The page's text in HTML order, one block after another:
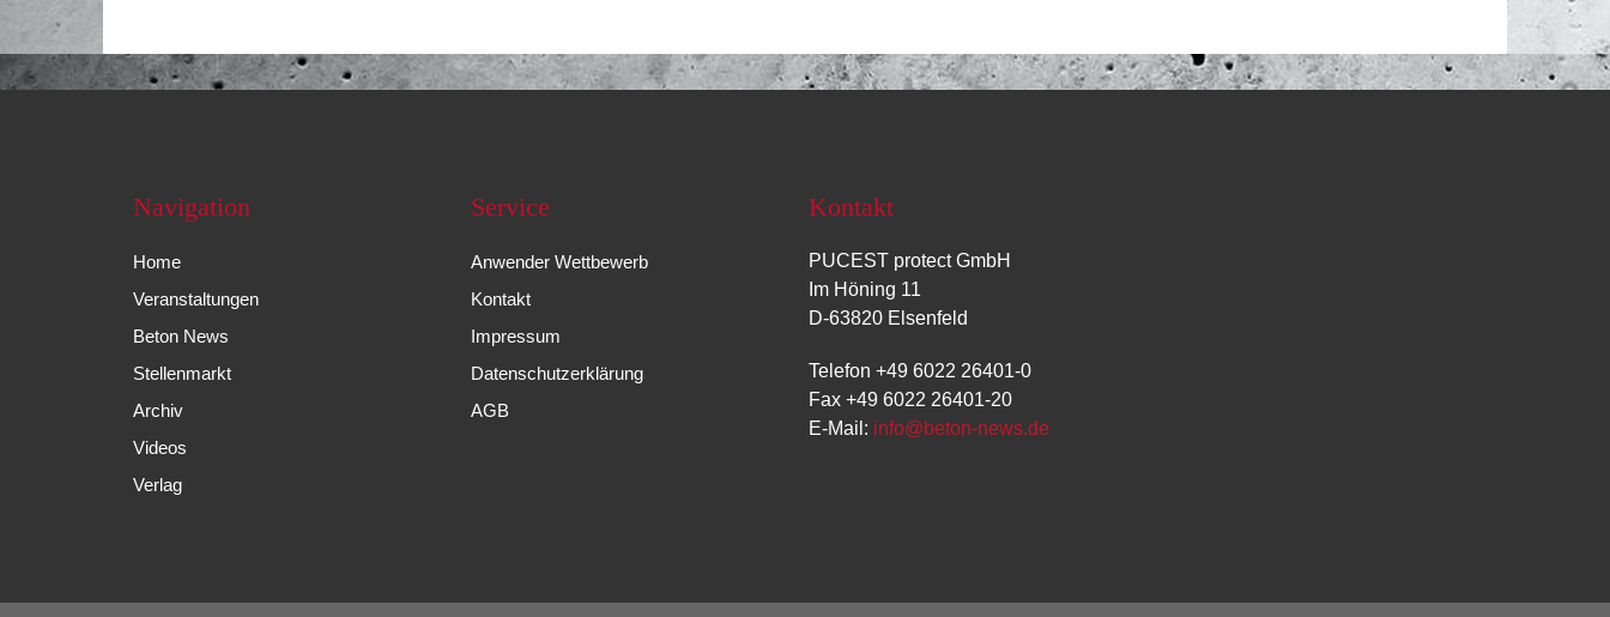
Navigation
Home
Veranstaltungen
Beton News
Stellenmarkt
Archiv
Videos
Verlag
Service
Anwender Wettbewerb
Kontakt
Impressum
Datenschutzerklärung
AGB
Kontakt
PUCEST protect GmbH
Im Höning 11
D-63820 Elsenfeld
Telefon +49 6022 26401-0
Fax +49 6022 26401-20
E-Mail: info@beton-news.de